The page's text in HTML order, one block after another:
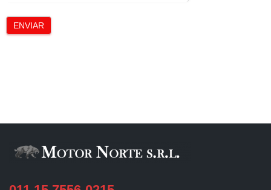
ENVIAR